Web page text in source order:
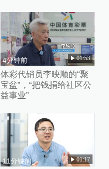
4分钟前 01:53
体彩代销员李映顺的“聚
宝盆”，“把钱捐给社区公
益事业”
11分钟前 01:17